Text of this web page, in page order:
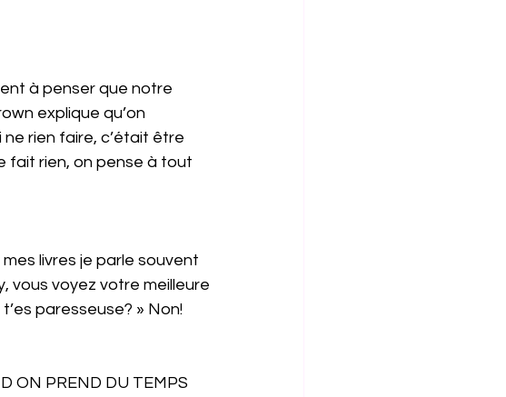
à penser que notre
explique qu’on
ne rien faire, c’était être
fait rien, on pense à tout
livres je parle souvent
vous voyez votre meilleure
paresseuse? » Non!
ON PREND DU TEMPS